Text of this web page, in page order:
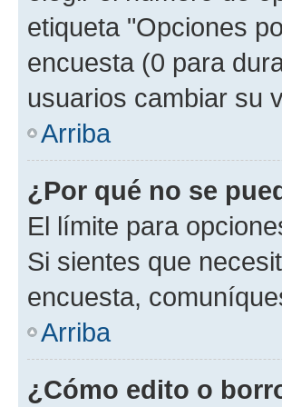
etiqueta "Opciones
encuesta (0 para
usuarios cambiar su
Arriba
¿Por qué no se
El límite para
Si sientes que
encuesta,
Arriba
¿Cómo edito o